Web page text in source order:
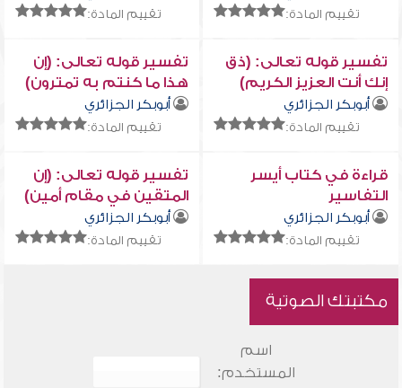
تقييم المادة: تقييم المادة:
تفسير قوله تعالى: (ذق
إنك أنت العزيز الكريم)
أبوبكر الجزائري
تقييم المادة:
تفسير قوله تعالى: (إن
هذا ما كنتم به تمترون)
أبوبكر الجزائري
تقييم المادة:
قراءة في كتاب أيسر
التفاسير
أبوبكر الجزائري
تقييم المادة:
تفسير قوله تعالى: (إن
المتقين في مقام أمين)
أبوبكر الجزائري
تقييم المادة:
مكتبتك الصوتية
اسم
المستخدم: